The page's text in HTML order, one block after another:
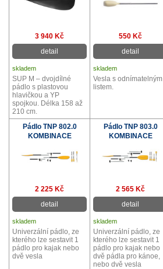
3 940 Kč
detail
550 Kč
detail
skladem skladem
SUP M – dvojdílné
pádlo s plastovou
hlavičkou a YP
spojkou. Délka 158 až
210 cm.
Vesla s odnímatelným
listem.
Pádlo TNP 802.0
KOMBINACE
Pádlo TNP 803.0
KOMBINACE
2 225 Kč
detail
2 565 Kč
detail
skladem skladem
Univerzální pádlo, ze
kterého lze sestavit 1
pádlo pro kajak nebo
dvě vesla
Univerzální pádlo, ze
kterého lze sestavit 1
pádlo pro kajak nebo
dvě pádla pro kánoe,
nebo dvě vesla